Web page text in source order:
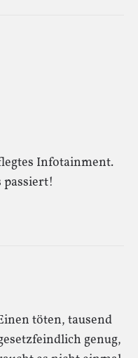
Infotainment.
passiert!
töten, tausend
genug,